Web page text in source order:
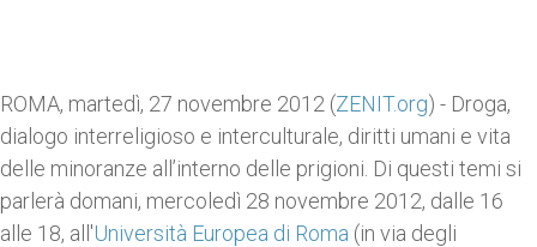
ROMA, martedì, 27 novembre 2012 (ZENIT.org) - Droga,
dialogo interreligioso e interculturale, diritti umani e vita
delle minoranze all’interno delle prigioni. Di questi temi si
parlerà domani, mercoledì 28 novembre 2012, dalle 16
alle 18, all'Università Europea di Roma (in via degli